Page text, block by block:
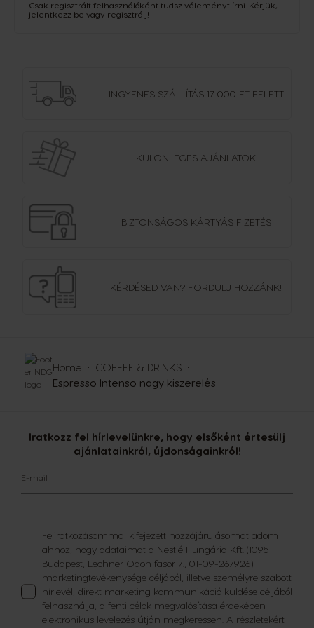
Csak regisztrált felhasználóként tudsz véleményt írni. Kérjük,
jelentkezz be vagy regisztrálj!
INGYENES SZÁLLÍTÁS17 000 FT FELETT
KÜLÖNLEGES AJÁNLATOK
BIZTONSÁGOS KÁRTYÁS FIZETÉS
KÉRDÉSED VAN? FORDULJ HOZZÁNK!
Iratkozz fel hírlevelünkre, hogy elsőként értesülj
ajánlatainkról, újdonságainkról!
E-mail
Feliratkozásommal kifejezett hozzájárulásomat adom
ahhoz, hogy adataimat a Nestlé Hungária Kft. (1095
Budapest, Lechner Ödön fasor 7., 01-09-267926)
marketingtevékenysége céljából, illetve személyre szabott
hírlevél, direkt marketing kommunikáció küldése céljából
felhasználja, a fenti célok megvalósítása érdekében
elektronikus levelezés útján megkeressen. A részletekért
Home
COFFEE & DRINKS
Espresso Intenso nagy kiszerelés